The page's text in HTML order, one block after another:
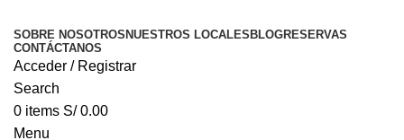
SOBRE NOSOTROS NUESTROS LOCALES BLOGRESERVAS
CONTÁCTANOS
Acceder / Registrar
Search
0 items S/0.00
Menu